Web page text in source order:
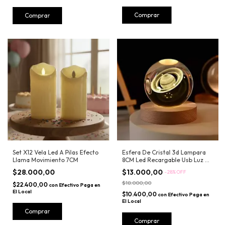
Comprar
Set X12 Vela Led A Pilas Efecto
Llama Movimiento 7CM
$28.000,00
$22.400,00 con Efectivo Paga en
El Local
Esfera De Cristal 3d Lampara
8CM Led Recargable Usb Luz De
Noche Grande
$13.000,00 -28%OFF
$18.000,00
$10.400,00 con Efectivo Paga en
El Local
Comprar